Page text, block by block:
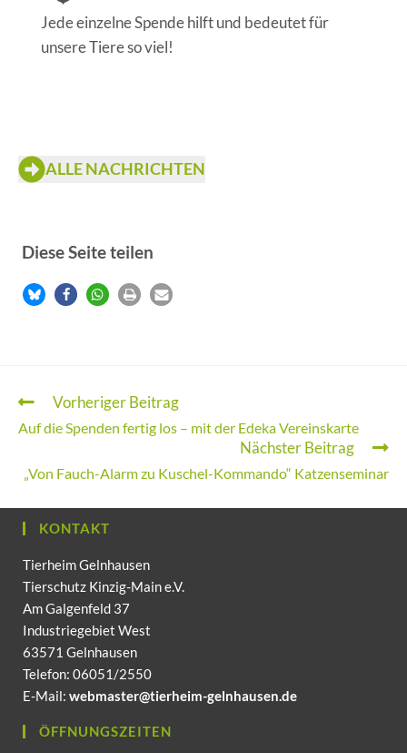
Jede einzelne Spende hilft und bedeutet für
unsere Tiere so viel!
ALLE NACHRICHTEN
Diese Seite teilen
Vorheriger Beitrag
Auf die Spenden fertig los – mit der Edeka Vereinskarte
Nächster Beitrag
„Von Fauch-Alarm zu Kuschel-Kommando“ Katzenseminar
KONTAKT
Tierheim Gelnhausen
Tierschutz Kinzig-Main e.V.
Am Galgenfeld 37
Industriegebiet West
63571 Gelnhausen
Telefon: 06051/2550
E-Mail: webmaster@tierheim-gelnhausen.de
ÖFFNUNGSZEITEN